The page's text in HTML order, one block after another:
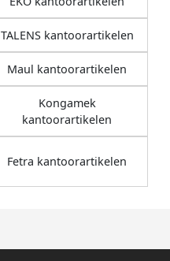
TALENS kantoorartikelen
Maul kantoorartikelen
Kongamek
kantoorartikelen
Fetra kantoorartikelen